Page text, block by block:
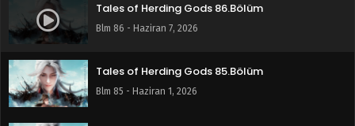
Tales of Herding Gods 86.Bölüm
Blm 86 - Haziran 7, 2026
Tales of Herding Gods 85.Bölüm
Blm 85 - Haziran 1, 2026